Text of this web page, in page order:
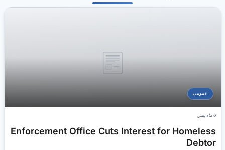
عمومی
6 ماه پیش
Enforcement Office Cuts Interest for Homeless
Debtor